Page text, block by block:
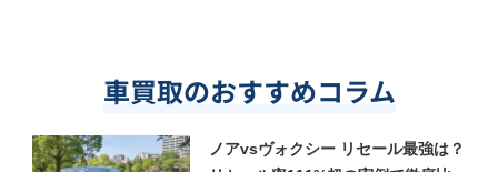
車買取のおすすめコラム
ノアvsヴォクシー リセール最強は？